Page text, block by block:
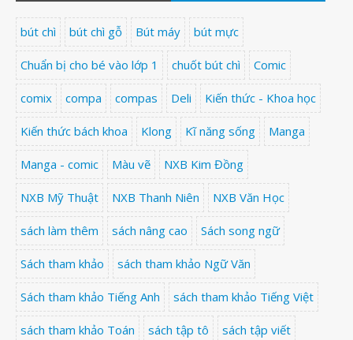
bút chì bút chì gỗ Bút máy bút mực
Chuẩn bị cho bé vào lớp 1 chuốt bút chì Comic
comix compa compas Deli Kiến thức - Khoa học
Kiến thức bách khoa Klong Kĩ năng sống Manga
Manga - comic Màu vẽ NXB Kim Đồng
NXB Mỹ Thuật NXB Thanh Niên NXB Văn Học
sách làm thêm sách nâng cao Sách song ngữ
Sách tham khảo sách tham khảo Ngữ Văn
Sách tham khảo Tiếng Anh sách tham khảo Tiếng Việt
sách tham khảo Toán sách tập tô sách tập viết